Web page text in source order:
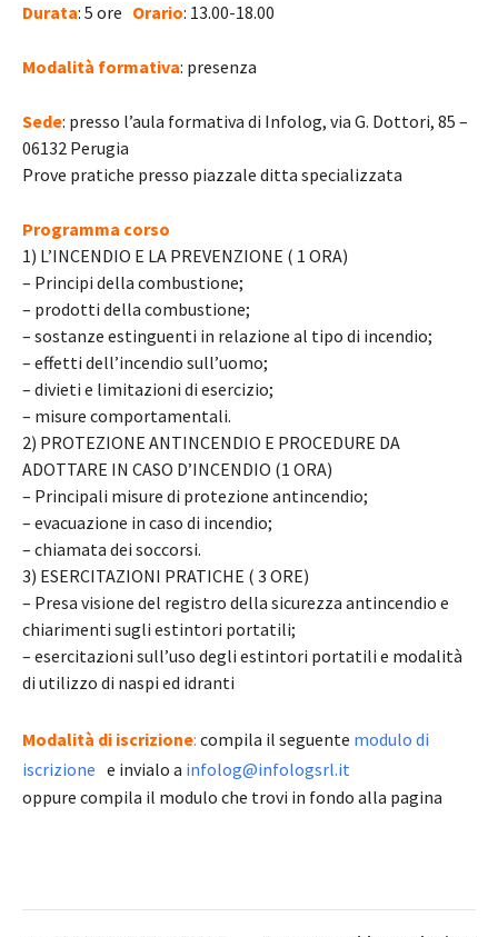
Durata: 5 ore Orario: 13.00-18.00
Modalità formativa: presenza
Sede: presso l’aula formativa di Infolog, via G. Dottori, 85 –
06132 Perugia
Prove pratiche presso piazzale ditta specializzata
Programma corso
1) L’INCENDIO E LA PREVENZIONE ( 1 ORA)
– Principi della combustione;
– prodotti della combustione;
– sostanze estinguenti in relazione al tipo di incendio;
– effetti dell’incendio sull’uomo;
– divieti e limitazioni di esercizio;
– misure comportamentali.
2) PROTEZIONE ANTINCENDIO E PROCEDURE DA
ADOTTARE IN CASO D’INCENDIO (1 ORA)
– Principali misure di protezione antincendio;
– evacuazione in caso di incendio;
– chiamata dei soccorsi.
3) ESERCITAZIONI PRATICHE ( 3 ORE)
– Presa visione del registro della sicurezza antincendio e
chiarimenti sugli estintori portatili;
– esercitazioni sull’uso degli estintori portatili e modalità
di utilizzo di naspi ed idranti
Modalità di iscrizione: compila il seguente modulo di
iscrizione e invialo a infolog@infologsrl.it
oppure compila il modulo che trovi in fondo alla pagina